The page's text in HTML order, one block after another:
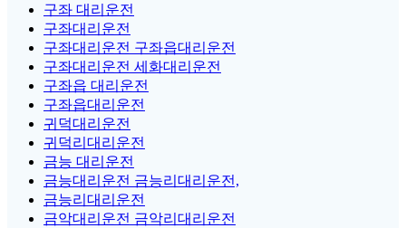
구좌 대리운전
구좌대리운전
구좌대리운전 구좌읍대리운전
구좌대리운전 세화대리운전
구좌읍 대리운전
구좌읍대리운전
귀덕대리운전
귀덕리대리운전
금능 대리운전
금능대리운전 금능리대리운전,
금능리대리운전
금악대리운전 금악리대리운전